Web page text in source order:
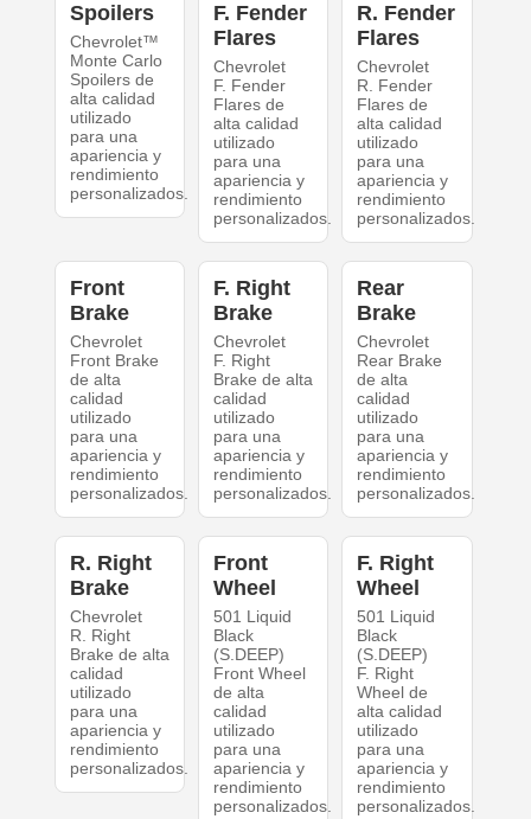
Spoilers
Chevrolet™
Monte Carlo
Spoilers de
alta calidad
utilizado
para una
apariencia y
rendimiento
personalizados.
F. Fender
Flares
Chevrolet
F. Fender
Flares de
alta calidad
utilizado
para una
apariencia y
rendimiento
personalizados.
R. Fender
Flares
Chevrolet
R. Fender
Flares de
alta calidad
utilizado
para una
apariencia y
rendimiento
personalizados.
Front
Brake
Chevrolet
Front Brake
de alta
calidad
utilizado
para una
apariencia y
rendimiento
personalizados.
F. Right
Brake
Chevrolet
F. Right
Brake de alta
calidad
utilizado
para una
apariencia y
rendimiento
personalizados.
Rear
Brake
Chevrolet
Rear Brake
de alta
calidad
utilizado
para una
apariencia y
rendimiento
personalizados.
R. Right
Brake
Chevrolet
R. Right
Brake de alta
calidad
utilizado
para una
apariencia y
rendimiento
personalizados.
Front
Wheel
501 Liquid
Black
(S.DEEP)
Front Wheel
de alta
calidad
utilizado
para una
apariencia y
rendimiento
personalizados.
F. Right
Wheel
501 Liquid
Black
(S.DEEP)
F. Right
Wheel de
alta calidad
utilizado
para una
apariencia y
rendimiento
personalizados.